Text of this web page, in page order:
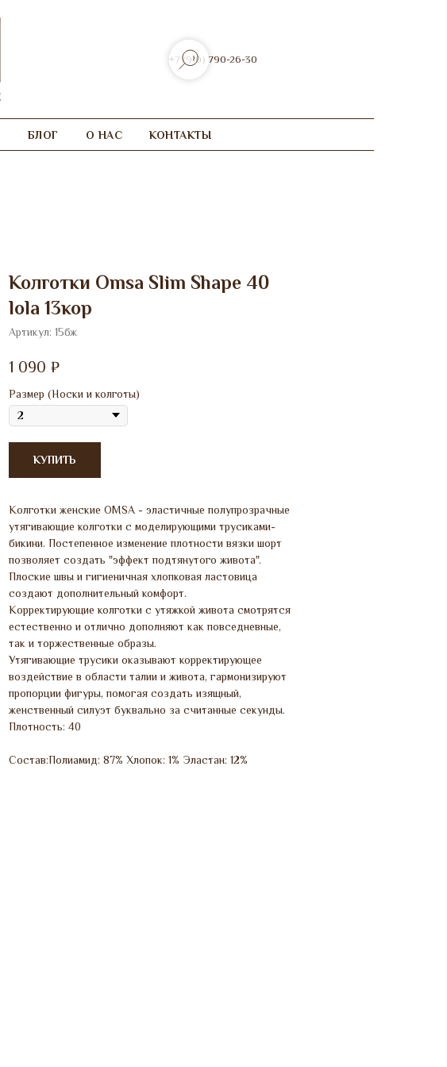
+7 (910) 790-26-30
БЛОГ О НАС КОНТАКТЫ
Колготки Omsa Slim Shape 40
lola 13кор
Артикул: 15бж
1 090 ₽
Размер (Носки и колготы)
КУПИТЬ
Колготки женские OMSA - эластичные полупрозрачные
утягивающие колготки с моделирующими трусиками-
бикини. Постепенное изменение плотности вязки шорт
позволяет создать "эффект подтянутого живота".
Плоские швы и гигиеничная хлопковая ластовица
создают дополнительный комфорт.
Корректирующие колготки с утяжкой живота смотрятся
естественно и отлично дополняют как повседневные,
так и торжественные образы.
Утягивающие трусики оказывают корректирующее
воздействие в области талии и живота, гармонизируют
пропорции фигуры, помогая создать изящный,
женственный силуэт буквально за считанные секунды.
Плотность: 40
Состав:Полиамид: 87% Хлопок: 1% Эластан: 12%